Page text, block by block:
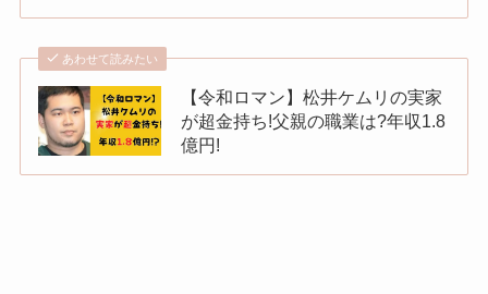
あわせて読みたい
【令和ロマン】松井ケムリの実家
が超金持ち!父親の職業は?年収1.8
億円!